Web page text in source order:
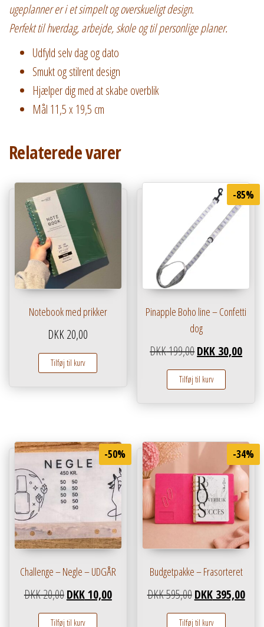
ugeplanner er i et simpelt og overskueligt design.
Perfekt til hverdag, arbejde, skole og til personlige planer.
Udfyld selv dag og dato
Smukt og stilrent design
Hjælper dig med at skabe overblik
Mål 11,5 x 19,5 cm
Relaterede varer
Notebook med prikker
DKK20,00
Tilføj til kurv
-85%
Pinapple Boho line – Confetti
dog
DKK199,00Den oprindelige
DKK 30,00Den
Tilføj til kurv
-50%
Challenge – Negle – UDGÅR
DKK20,00Den oprindelige pris var: DKK 20,00.
DKK10,00Den aktuelle pris er: DKK 10,00.
Tilføj til kurv
-34%
Budgetpakke – Frasorteret
DKK595,00Den oprindelige
DKK395,00Den
Tilføj til kurv Dette